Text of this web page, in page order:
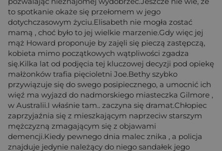
to spotkanie okaże się przełomem w jego
dotychczasowym życiu.Elisabeth nie mogła zostać
mamą , choć było to jej wielkie marzenie.Gdy więc jej
mąż Howard proponuje by zajęli się pieczą zastępczą,
kobieta mimo początkowych wątpliwości zgadza
się.Kilka lat od podjęcia tej kluczowej decyzji pod opiekę
małżonków trafia pięcioletni Joe.Bethy szybko
przywiązuje się do swego posipiecznego, a umocnić ich
więź ma wyjazd do nadmorskiego miasteczka Gilmore ,
w Australii.I właśnie tam.. zaczyna się dramat.Chłopiec
zaprzyjaźnia się z mieszkającym naprzeciw starszym
mężczyzną zmagającym się z objawami
demencji.Kiedy pewnego dnia malec znika , a policja
znajduje jedynie należący do niego sandałek jego